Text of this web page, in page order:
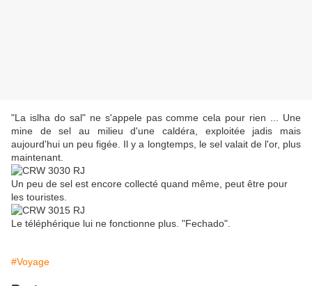
"La islha do sal" ne s'appele pas comme cela pour rien ... Une
mine de sel au milieu d'une caldéra, exploitée jadis mais
aujourd'hui un peu figée. Il y a longtemps, le sel valait de l'or, plus
maintenant.
Un peu de sel est encore collecté quand même, peut être pour
les touristes.
Le téléphérique lui ne fonctionne plus. "Fechado".
#Voyage